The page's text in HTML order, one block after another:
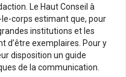
Le Haut Conseil à
le-corps estimant que, pour
institutions et les
d’être exemplaires. Pour y
disposition un guide
de la communication.